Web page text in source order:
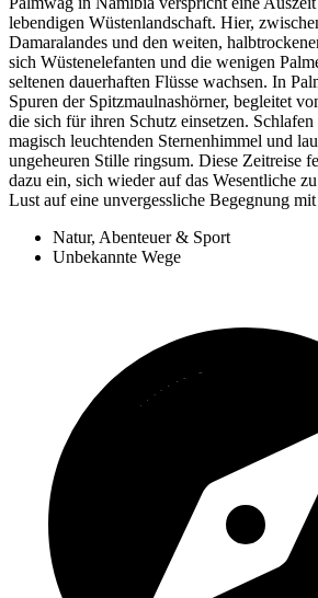
lebendigen Wüstenlandschaft. Hier,
Damaralandes und den weiten,
sich Wüstenelefanten und die wenigen
seltenen dauerhaften Flüsse wachsen. In
Spuren der Spitzmaulnashörner, begleitet
die sich für ihren Schutz einsetzen.
magisch leuchtenden Sternenhimmel und
ungeheuren Stille ringsum. Diese Zeitreise
dazu ein, sich wieder auf das Wesentliche
Lust auf eine unvergessliche Begegnung
Natur, Abenteuer & Sport
Unbekannte Wege